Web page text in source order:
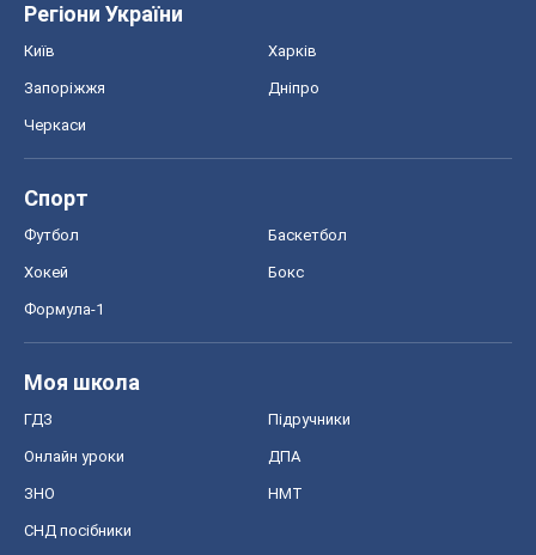
Регіони України
Київ Харків
Запоріжжя Дніпро
Черкаси
Спорт
Футбол Баскетбол
Хокей Бокс
Формула-1
Моя школа
ГДЗ Підручники
Онлайн уроки ДПА
ЗНО НМТ
СНД посібники